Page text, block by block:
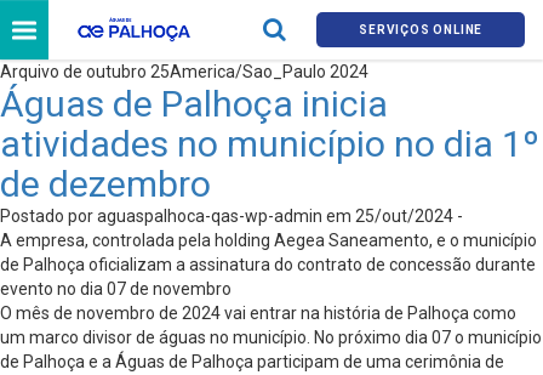
SERVIÇOS ONLINE
Arquivo de outubro 25America/Sao_Paulo 2024
Águas de Palhoça inicia
atividades no município no dia 1º
de dezembro
Postado por aguaspalhoca-qas-wp-admin em 25/out/2024 -
A empresa, controlada pela holding Aegea Saneamento, e o município
de Palhoça oficializam a assinatura do contrato de concessão durante
evento no dia 07 de novembro
O mês de novembro de 2024 vai entrar na história de Palhoça como
um marco divisor de águas no município. No próximo dia 07 o município
de Palhoça e a Águas de Palhoça participam de uma cerimônia de